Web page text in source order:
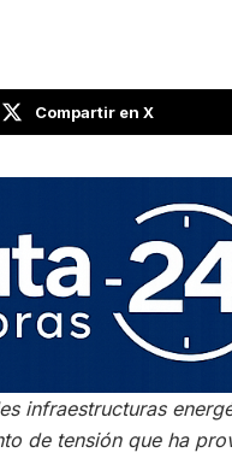
Compartir en X
infraestructuras
de tensión que ha